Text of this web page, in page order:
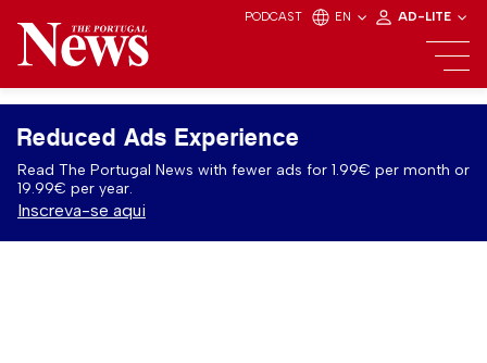
PODCAST EN AD-LITE
Reduced Ads Experience
Read The Portugal News with fewer ads for 1.99€ per month or
19.99€ per year.
Inscreva-se aqui